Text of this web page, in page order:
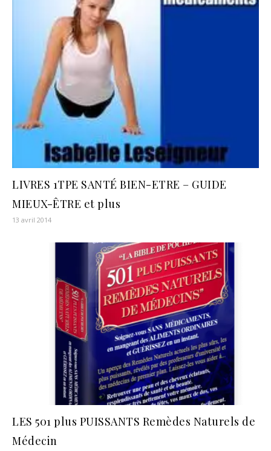
LIVRES 1TPE SANTÉ BIEN-ETRE – GUIDE
MIEUX-ÊTRE et plus
13 avril 2014
LES 501 plus PUISSANTS Remèdes Naturels de
Médecin